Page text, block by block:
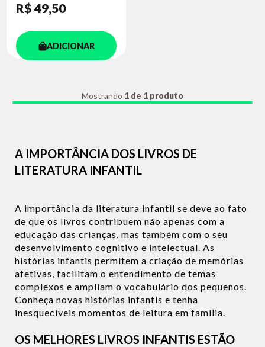
R$ 49,50
ADICIONAR
Mostrando 1 de 1 produto
A IMPORTÂNCIA DOS LIVROS DE
LITERATURA INFANTIL
A importância da literatura infantil se deve ao fato
de que os livros contribuem não apenas com a
educação das crianças, mas também com o seu
desenvolvimento cognitivo e intelectual. As
histórias infantis permitem a criação de memórias
afetivas, facilitam o entendimento de temas
complexos e ampliam o vocabulário dos pequenos.
Conheça novas histórias infantis e tenha
inesquecíveis momentos de leitura em família.
OS MELHORES LIVROS INFANTIS ESTÃO